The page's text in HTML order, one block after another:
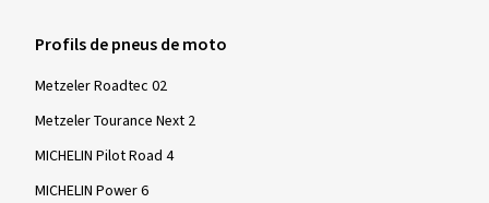
Profils de pneus de moto
Metzeler Roadtec 02
Metzeler Tourance Next 2
MICHELIN Pilot Road 4
MICHELIN Power 6